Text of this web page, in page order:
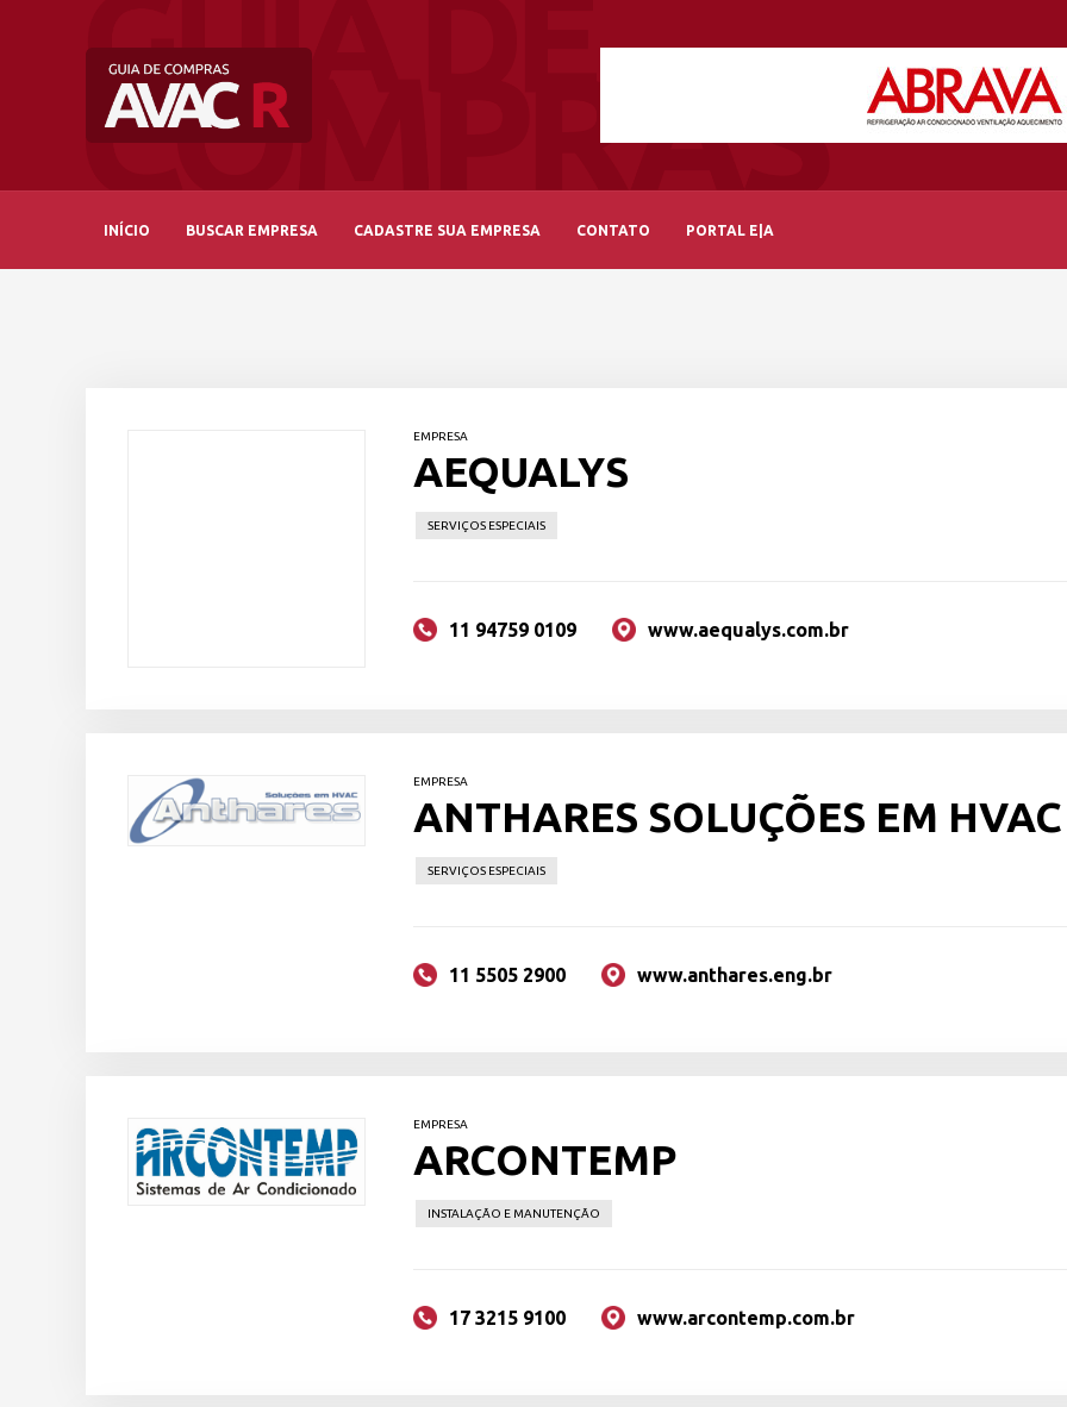
INÍCIO BUSCAR EMPRESA CADASTRE SUA EMPRESA CONTATO PORTAL E|A
EMPRESA
AEQUALYS
SERVIÇOS ESPECIAIS
11 94759 0109 www.aequalys.com.br
EMPRESA
ANTHARES SOLUÇÕES EM HVAC
SERVIÇOS ESPECIAIS
11 5505 2900 www.anthares.eng.br
EMPRESA
ARCONTEMP
INSTALAÇÃO E MANUTENÇÃO
17 3215 9100 www.arcontemp.com.br